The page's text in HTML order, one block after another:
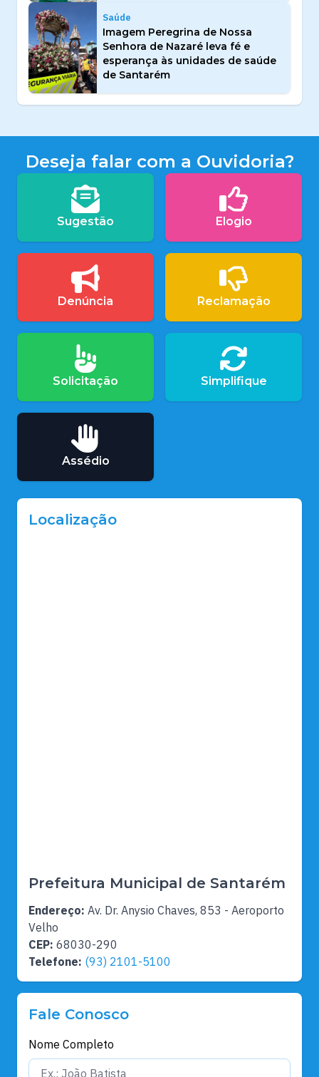
Saúde
Imagem Peregrina de Nossa
Senhora de Nazaré leva fé e
esperança às unidades de saúde
de Santarém
Deseja falar com a Ouvidoria?
Sugestão Elogio
Denúncia Reclamação
Solicitação Simplifique
Assédio
Localização
Prefeitura Municipal de Santarém
Endereço: Av. Dr. Anysio Chaves, 853 - Aeroporto
Velho
CEP: 68030-290
Telefone: (93) 2101-5100
Fale Conosco
Nome Completo